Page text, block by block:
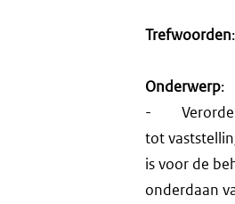
Trefwoorden
Onderwerp:
-
tot
is voor de
onderdaan